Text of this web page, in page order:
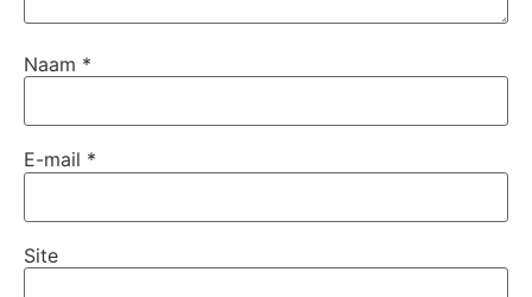
Naam *
E-mail *
Site